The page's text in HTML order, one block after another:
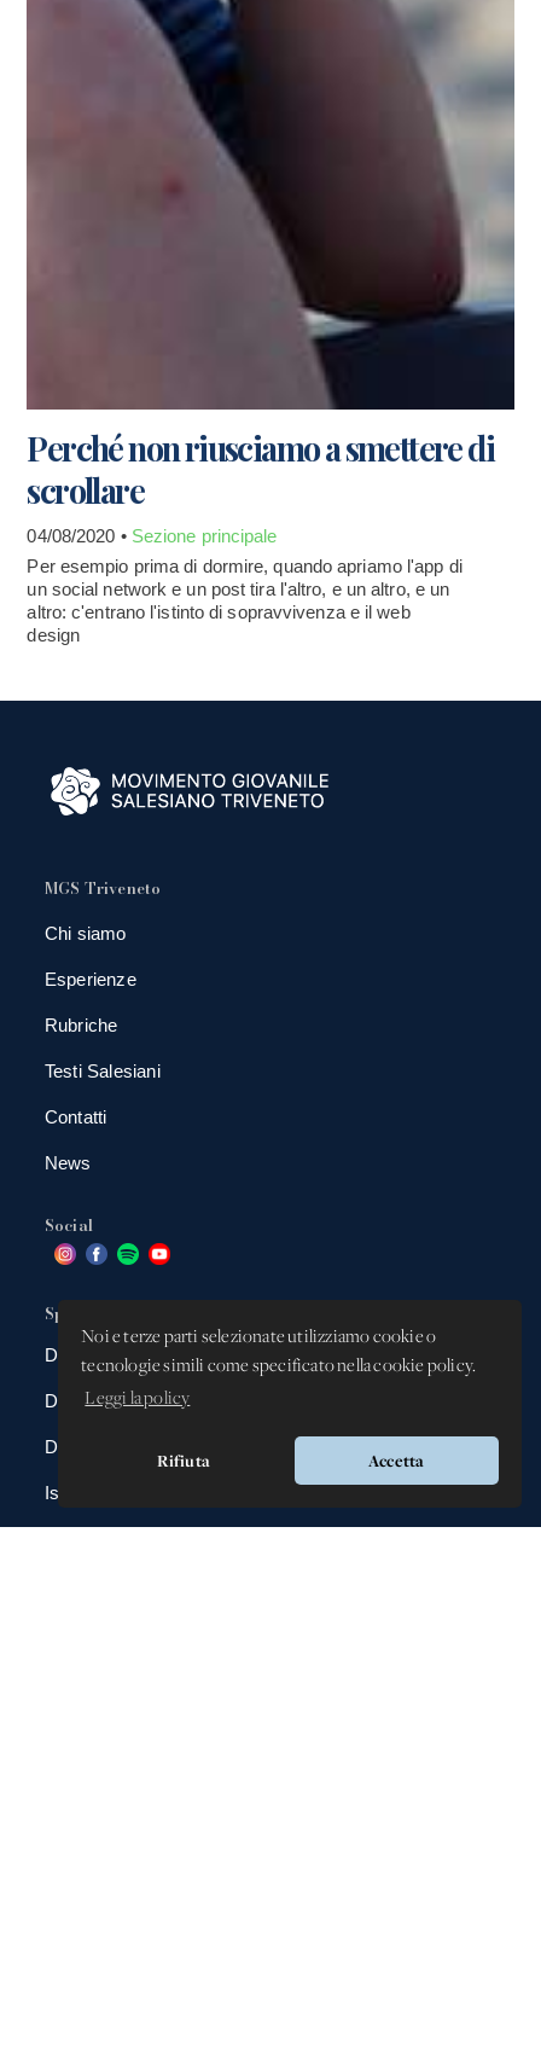
Noi e terze parti selezionate utilizziamo cookie o
tecnologie simili come specificato nella cookie policy.
Leggi la policy
Rifiuta Accetta
Perché non riusciamo a smettere di
scrollare
04/08/2020 • Sezione principale
Per esempio prima di dormire, quando apriamo l'app di
un social network e un post tira l'altro, e un altro, e un
altro: c'entrano l'istinto di sopravvivenza e il web
design
MGS Triveneto
Chi siamo
Esperienze
Rubriche
Testi Salesiani
Contatti
News
Social
Spazio app
DBAnima
DBContest
DBDrive
Iscrizioni